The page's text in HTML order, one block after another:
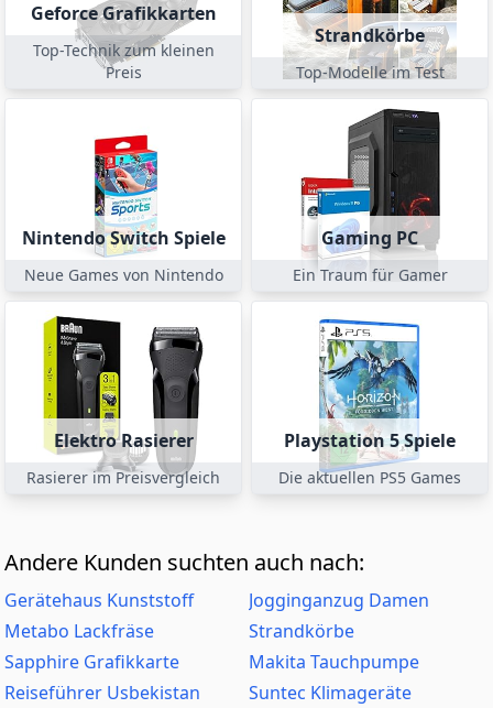
Geforce Grafikkarten
Top-Technik zum kleinen
Preis
Strandkörbe
Top-Modelle im Test
Nintendo Switch Spiele
Neue Games von Nintendo
Gaming PC
Ein Traum für Gamer
Elektro Rasierer
Rasierer im Preisvergleich
Playstation 5 Spiele
Die aktuellen PS5 Games
Andere Kunden suchten auch nach:
Gerätehaus Kunststoff
Jogginganzug Damen
Metabo Lackfräse
Strandkörbe
Sapphire Grafikkarte
Makita Tauchpumpe
Reiseführer Usbekistan
Suntec Klimageräte